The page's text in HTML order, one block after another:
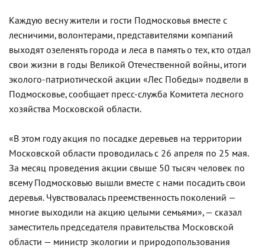
Каждую весну жители и гости Подмосковья вместе с
лесничими, волонтерами, представителями компаний
выходят озеленять города и леса в память о тех, кто отдал
свои жизни в годы Великой Отечественной войны, итоги
эколого-патриотической акции «Лес Победы» подвели в
Подмосковье, сообщает пресс-служба Комитета лесного
хозяйства Московской области.
«В этом году акция по посадке деревьев на территории
Московской области проводилась с 26 апреля по 25 мая.
За месяц проведения акции свыше 50 тысяч человек по
всему Подмосковью вышли вместе с нами посадить свои
деревья. Чувствовалась преемственность поколений —
многие выходили на акцию целыми семьями», — сказал
заместитель председателя правительства Московской
области — министр экологии и природопользования